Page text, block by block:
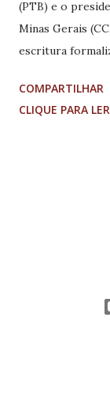
(PTB) e o
Minas Gerais
escritura
Localizado na
Jardim Andere,
COMPARTILHAR
CLIQUE PARA LER